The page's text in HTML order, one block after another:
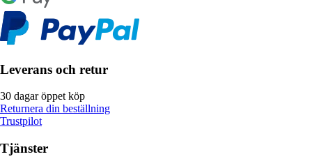
Leverans och retur
30 dagar öppet köp
Returnera din beställning
Trustpilot
Tjänster